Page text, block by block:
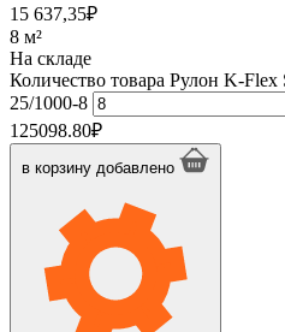
15 637,35₽
8 м²
На складе
Количество товара Рулон K-
25/1000-8
125098.80₽
в корзину добавлено